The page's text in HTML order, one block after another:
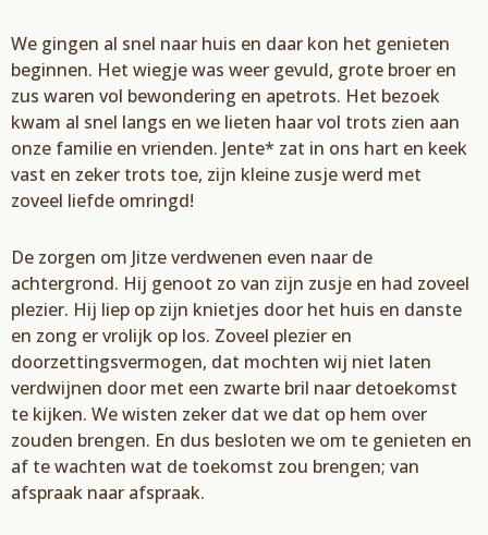
We gingen al snel naar huis en daar kon het genieten
beginnen. Het wiegje was weer gevuld, grote broer en
zus waren vol bewondering en apetrots. Het bezoek
kwam al snel langs en we lieten haar vol trots zien aan
onze familie en vrienden. Jente* zat in ons hart en keek
vast en zeker trots toe, zijn kleine zusje werd met
zoveel liefde omringd!
De zorgen om Jitzeverdwenen even naar de
achtergrond. Hij genoot zo van zijn zusje en had zoveel
plezier. Hij liep op zijn knietjes door het huis en danste
en zong er vrolijk op los. Zoveel plezier en
doorzettingsvermogen, dat mochten wij niet laten
verdwijnen door met een zwarte bril naar detoekomst
te kijken. We wisten zeker dat we dat op hem over
zouden brengen. En dus besloten we om te genieten en
af te wachten wat de toekomst zou brengen; van
afspraak naar afspraak.